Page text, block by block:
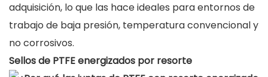
adquisición, lo que las hace ideales para entornos de
trabajo de baja presión, temperatura convencional y
no corrosivos.
Sellos de PTFE energizados por resorte